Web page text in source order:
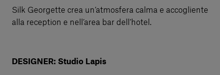
Silk Georgette crea un’atmosfera calma e accogliente
alla reception e nell’area bar dell’hotel.
DESIGNER: Studio Lapis